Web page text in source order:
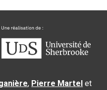
, Pierre Martel et